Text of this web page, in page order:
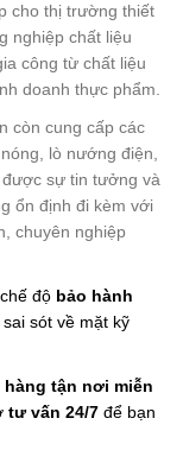
cho thị trường thiết
nghiệp chất liệu
công từ chất liệu
doanh thực phẩm.
còn cung cấp các
lò nướng điện,
sự tin tưởng và
ổn định đi kèm với
chuyên nghiệp
độ bảo hành
sót về mặt kỹ
hàng tận nơi miễn
tư vấn 24/7 để bạn